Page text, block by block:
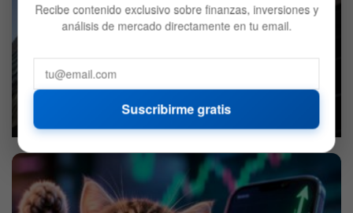
BlackRock decidió vender Bitcoin: ¿Qué compró en su
lugar?
Recibe contenido exclusivo sobre finanzas, inversiones y
análisis de mercado directamente en tu email.
Suscribirme gratis